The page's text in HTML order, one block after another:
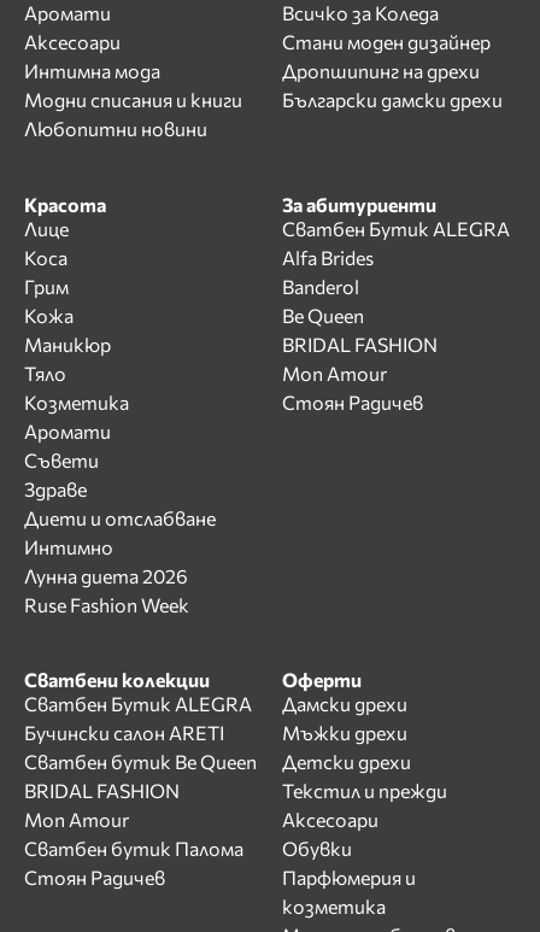
Аромати
Аксесоари
Интимна мода
Модни списания и книги
Любопитни новини
Всичко за Коледа
Стани моден дизайнер
Дропшипинг на дрехи
Български дамски дрехи
Красота
Лице
Коса
Грим
Кожа
Маникюр
Тяло
Козметика
Аромати
Съвети
Здраве
Диети и отслабване
Интимно
Лунна диета 2026
Ruse Fashion Week
За абитуриенти
Сватбен Бутик ALEGRA
Alfa Brides
Banderol
Be Queen
BRIDAL FASHION
Mon Amour
Стоян Радичев
Сватбени колекции
Сватбен Бутик ALEGRA
Бучински салон ARETI
Сватбен бутик Be Queen
BRIDAL FASHION
Mon Amour
Сватбен бутик Палома
Стоян Радичев
Оферти
Дамски дрехи
Мъжки дрехи
Детски дрехи
Текстил и прежди
Аксесоари
Обувки
Парфюмерия и
козметика